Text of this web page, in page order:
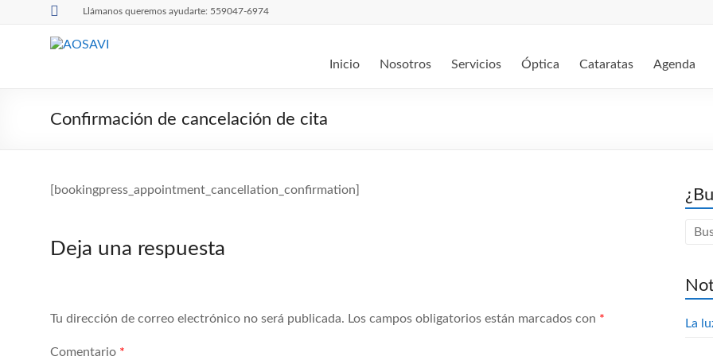
contenido
Llámanos queremos ayudarte: 559047-6974
AOSAVI
Oftalmología
Visual
Inicio Nosotros Servicios Óptica Cataratas Agenda
Confirmación de cancelación de cita
[bookingpress_appointment_cancellation_confirmation]
Deja una respuesta
Tu dirección de correo electrónico no será publicada. Los campos obligatorios están marcados con *
Comentario *
La